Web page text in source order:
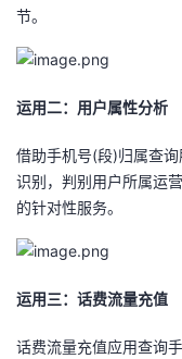
节。
运用二：用户属性分析
借助手机号(段)归属查
识别，判别用户所属运
的针对性服务。
运用三：话费流量充值
话费流量充值应用查询